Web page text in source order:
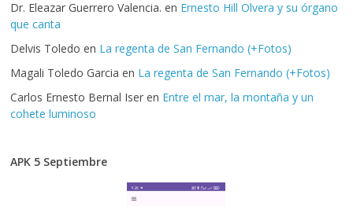
Dr. Eleazar Guerrero Valencia. en Ernesto Hill Olvera y su órgano
que canta
Delvis Toledo en La regenta de San Fernando (+Fotos)
Magali Toledo Garcia en La regenta de San Fernando (+Fotos)
Carlos Ernesto Bernal Iser en Entre el mar, la montaña y un
cohete luminoso
APK 5 Septiembre